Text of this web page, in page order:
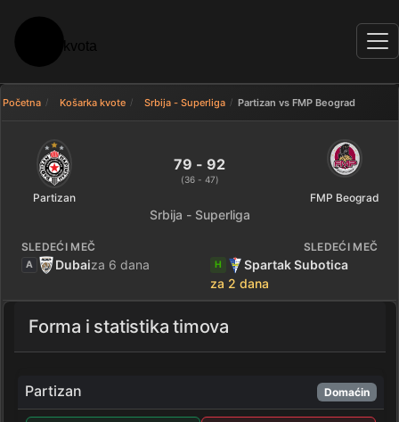
Početna Košarka kvote Srbija - Superliga Partizan vs FMP Beograd
Partizan 79 - 92 FMP Beograd
Partizan
79 - 92
(36 - 47)
FMP Beograd
Srbija - Superliga
SLEDEĆI MEČ
A Dubaiza 6 dana
SLEDEĆI MEČ
H
Spartak Subotica
za 2 dana
Forma i statistika timova
Partizan Domaćin